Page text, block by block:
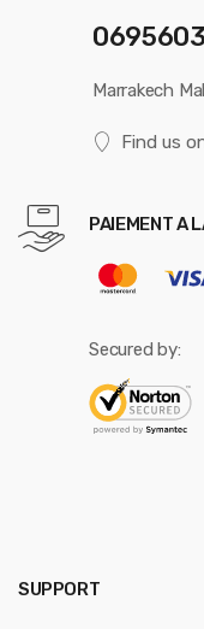
Marrakech
Find us
PAIEMENT A
Secured by:
SUPPORT